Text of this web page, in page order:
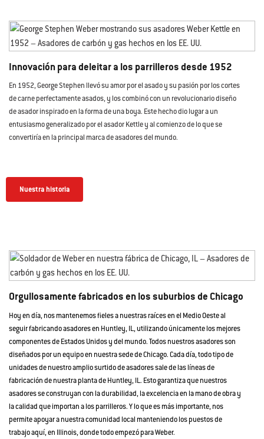
Innovación para deleitar a los parrilleros desde 1952
En 1952, George Stephen llevó su amor por el asado y su pasión por los cortes
de carne perfectamente asados, y los combinó con un revolucionario diseño
de asador inspirado en la forma de una boya. Este hecho dio lugar a un
entusiasmo generalizado por el asador Kettle y al comienzo de lo que se
convertiría en la principal marca de asadores del mundo.
Nuestra historia
Orgullosamente fabricados en los suburbios de Chicago
Hoy en día, nos mantenemos fieles a nuestras raíces en el Medio Oeste al
seguir fabricando asadores en Huntley, IL, utilizando únicamente los mejores
componentes de Estados Unidos y del mundo. Todos nuestros asadores son
diseñados por un equipo en nuestra sede de Chicago. Cada día, todo tipo de
unidades de nuestro amplio surtido de asadores sale de las líneas de
fabricación de nuestra planta de Huntley, IL. Esto garantiza que nuestros
asadores se construyan con la durabilidad, la excelencia en la mano de obra y
la calidad que importan a los parrilleros. Y lo que es más importante, nos
permite apoyar a nuestra comunidad local manteniendo los puestos de
trabajo aquí, en Illinois, donde todo empezó para Weber.